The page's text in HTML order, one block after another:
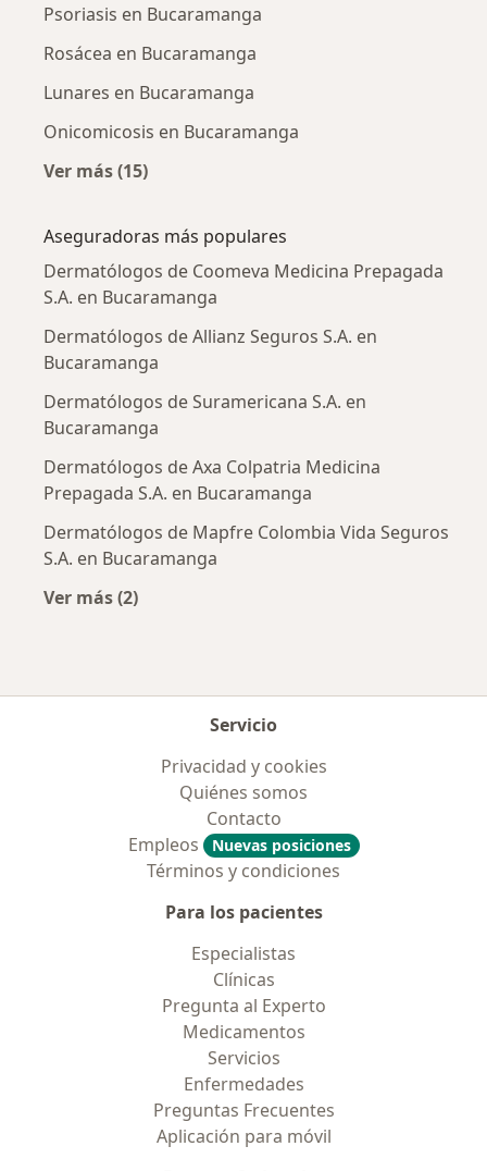
Psoriasis en Bucaramanga
Rosácea en Bucaramanga
Lunares en Bucaramanga
Onicomicosis en Bucaramanga
Ver más (15)
Aseguradoras más populares
Dermatólogos de Coomeva Medicina Prepagada
S.A. en Bucaramanga
Dermatólogos de Allianz Seguros S.A. en
Bucaramanga
Dermatólogos de Suramericana S.A. en
Bucaramanga
Dermatólogos de Axa Colpatria Medicina
Prepagada S.A. en Bucaramanga
Dermatólogos de Mapfre Colombia Vida Seguros
S.A. en Bucaramanga
Ver más (2)
Servicio
Privacidad y cookies
Quiénes somos
Contacto
Empleos
Nuevas posiciones
Términos y condiciones
Para los pacientes
Especialistas
Clínicas
Pregunta al Experto
Medicamentos
Servicios
Enfermedades
Preguntas Frecuentes
Aplicación para móvil